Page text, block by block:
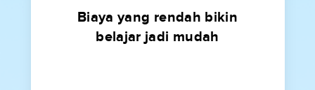
Biaya yang rendah bikin
belajar jadi mudah